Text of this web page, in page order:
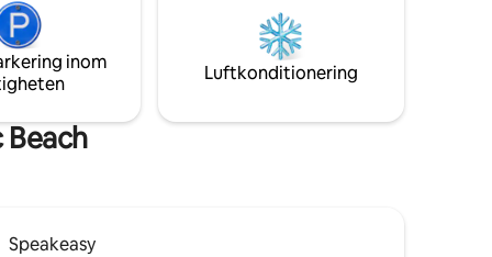
Paramount Theatre. Promenera genom
Downtown Huntington eller Northport
Village för boutiqueshopping, bra
inom
Luftkonditionering
Speakeasy